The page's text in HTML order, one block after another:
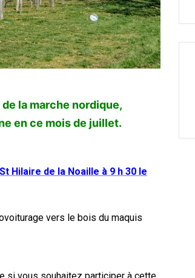
la marche nordique,
en ce mois de juillet.
Hilaire de la Noaille à 9 h 30 le
vers le bois du maquis
si vous souhaitez participer à cette